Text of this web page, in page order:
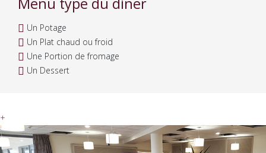
Un Potage
Un Plat chaud ou froid
Une Portion de fromage
Un Dessert
+